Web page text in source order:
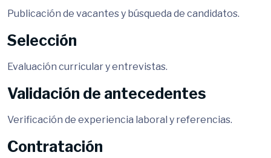
Publicación de vacantes y búsqueda de candidatos.
Selección
Evaluación curricular y entrevistas.
Validación de antecedentes
Verificación de experiencia laboral y referencias.
Contratación